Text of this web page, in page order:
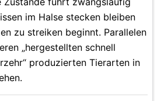
im Halse stecken bleiben
zu streiken beginnt. Parallelen
„hergestellten schnell
produzierten Tierarten in